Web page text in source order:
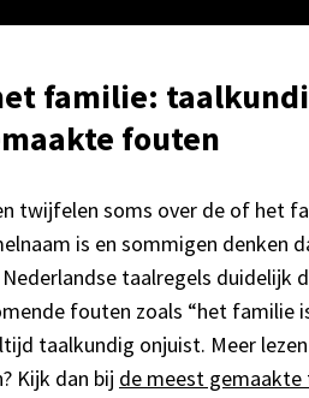
familie:
fouten
twijfelen soms over de of het
is en sommigen denken
taalregels duidelijk
fouten zoals “het familie
taalkundig onjuist. Meer
Kijk dan bij de meest